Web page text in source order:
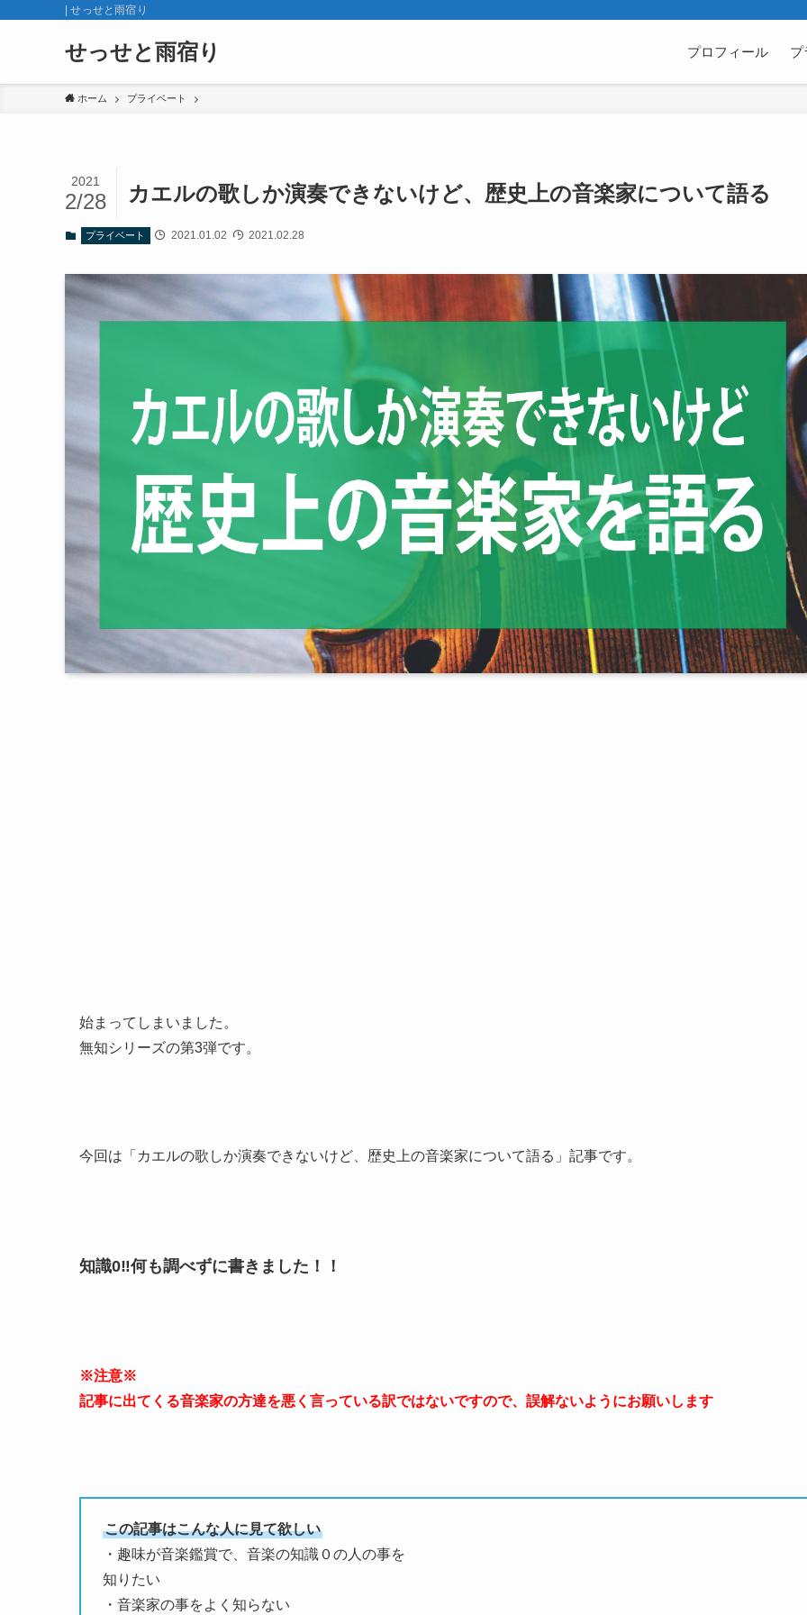
| せっせと雨宿り
せっせと雨宿り プロフィール プ
ホーム プライベート
カエルの歌しか演奏できないけど、歴史上の音楽家について語る
2021
2/28
プライベート 2021.01.02 2021.02.28
始まってしまいました。
無知シリーズの第3弾です。
今回は「カエルの歌しか演奏できないけど、歴史上の音楽家について語る」記事です。
知識0‼️何も調べずに書きました！！
※注意※
記事に出てくる音楽家の方達を悪く言っている訳ではないですので、誤解ないようにお願いします
この記事はこんな人に見て欲しい
・趣味が音楽鑑賞で、音楽の知識０の人の事を
知りたい
・音楽家の事をよく知らない